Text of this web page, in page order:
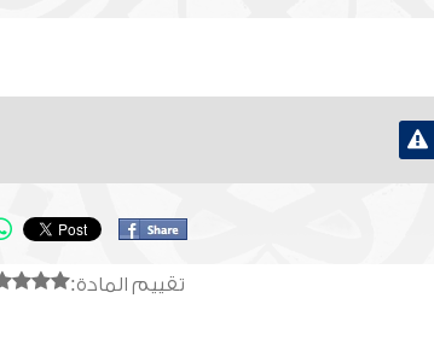
تقييم المادة: